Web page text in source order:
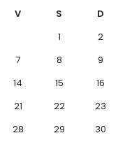
V S
D
1
2
7 8
9
14 15
16
21 22
23
28 29
30